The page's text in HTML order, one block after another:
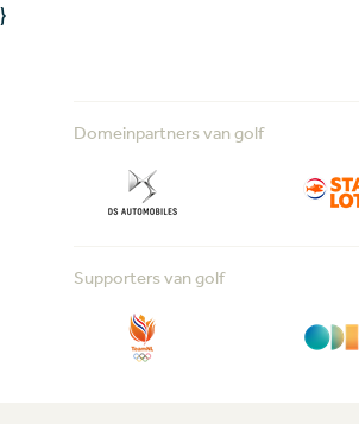
}
Domeinpartners van golf
Supporters van golf